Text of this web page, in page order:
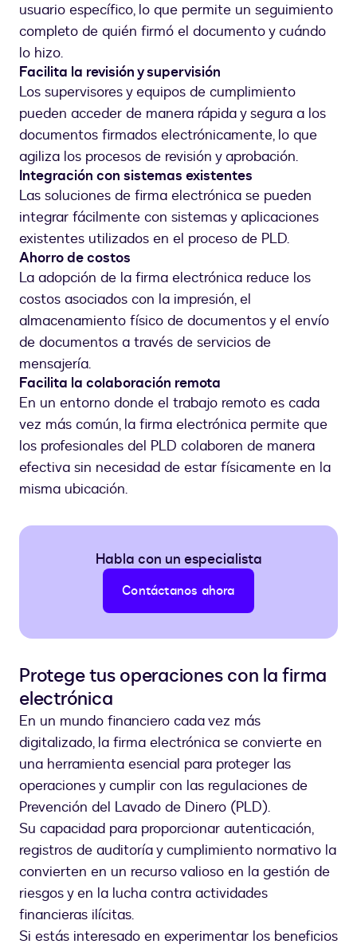
usuario específico, lo que permite un seguimiento
completo de quién firmó el documento y cuándo
lo hizo.
Facilita la revisión y supervisión
Los supervisores y equipos de cumplimiento
pueden acceder de manera rápida y segura a los
documentos firmados electrónicamente, lo que
agiliza los procesos de revisión y aprobación.
Integración con sistemas existentes
Las soluciones de firma electrónica se pueden
integrar fácilmente con sistemas y aplicaciones
existentes utilizados en el proceso de PLD.
Ahorro de costos
La adopción de la firma electrónica reduce los
costos asociados con la impresión, el
almacenamiento físico de documentos y el envío
de documentos a través de servicios de
mensajería.
Facilita la colaboración remota
En un entorno donde el trabajo remoto es cada
vez más común, la firma electrónica permite que
los profesionales del PLD colaboren de manera
efectiva sin necesidad de estar físicamente en la
misma ubicación.
Habla con un especialista
Contáctanos ahora
Protege tus operaciones con la firma
electrónica
En un mundo financiero cada vez más
digitalizado, la firma electrónica se convierte en
una herramienta esencial para proteger las
operaciones y cumplir con las regulaciones de
Prevención del Lavado de Dinero (PLD).
Su capacidad para proporcionar autenticación,
registros de auditoría y cumplimiento normativo la
convierten en un recurso valioso en la gestión de
riesgos y en la lucha contra actividades
financieras ilícitas.
Si estás interesado en experimentar los beneficios